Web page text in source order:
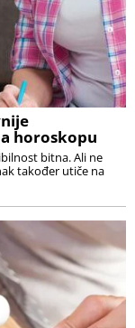
horoskopu
bitna. Ali ne
također utiče na